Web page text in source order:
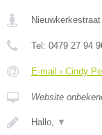
Nieuwkerkestraat
Tel: 0479 27 94
E-mail › Cindy
Website
Hallo, ▼